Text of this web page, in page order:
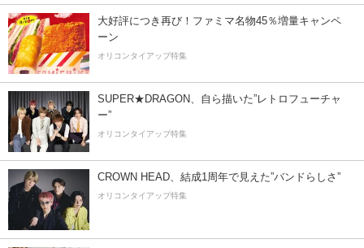
大好評につき再び！ファミマ名物45％増量キャンペ
ーン
オリコンタイアップ特集
SUPER★DRAGON、自ら描いた”レトロフューチャ
ー”
オリコンタイアップ特集
CROWN HEAD、結成1周年で見えた”バンドらしさ”
オリコンタイアップ特集